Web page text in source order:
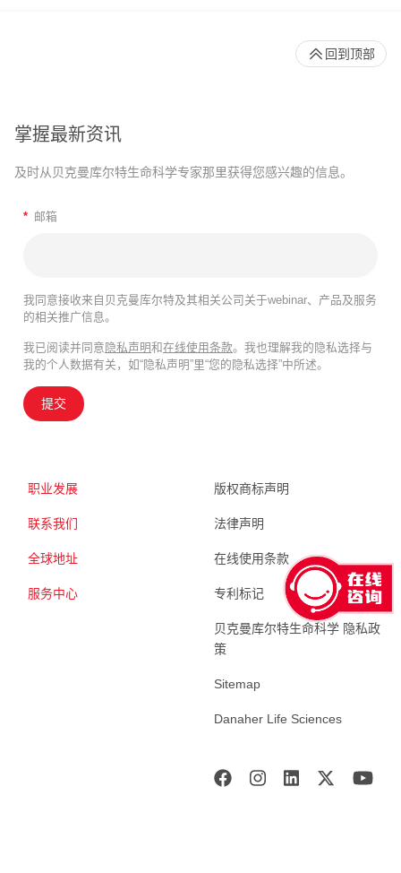
掌握最新资讯
及时从贝克曼库尔特生命科学专家那里获得您感兴趣的信息。
* 邮箱
我同意接收来自贝克曼库尔特及其相关公司关于webinar、产品及服务
的相关推广信息。
我已阅读并同意隐私声明和在线使用条款。我也理解我的隐私选择与
我的个人数据有关，如“隐私声明”里“您的隐私选择”中所述。
提交
职业发展
联系我们
全球地址
服务中心
版权商标声明
法律声明
在线使用条款
专利标记
贝克曼库尔特生命科学 隐私政
策
Sitemap
Danaher Life Sciences
回到顶部